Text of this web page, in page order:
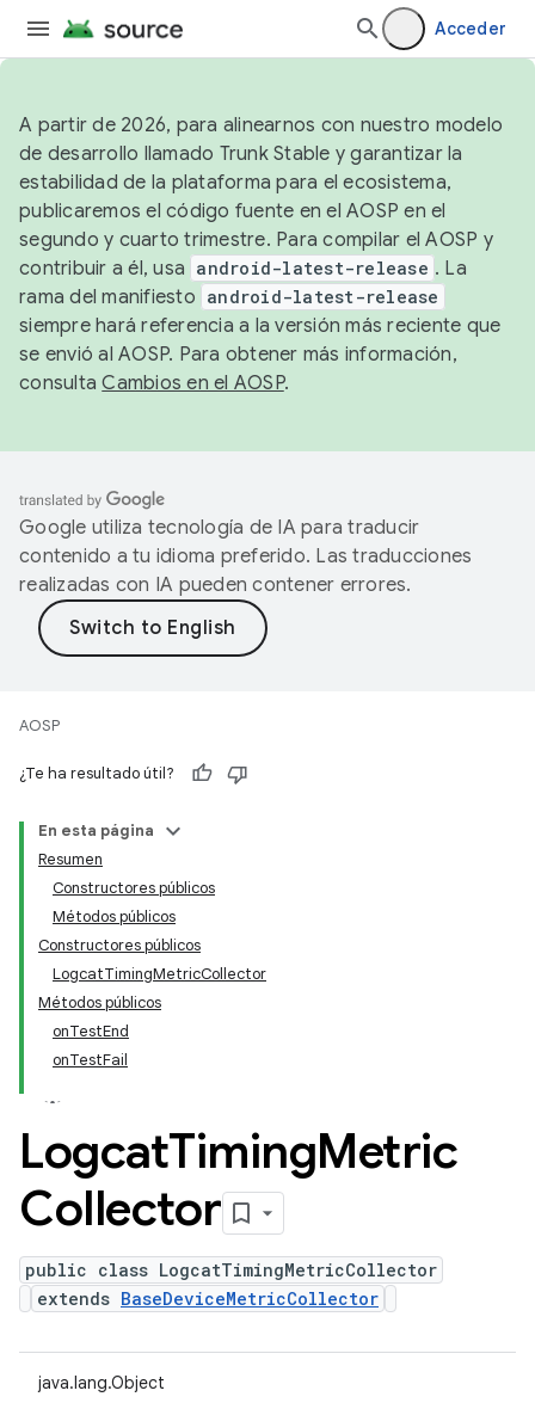
Acceder
A partir de 2026, para alinearnos con nuestro modelo
de desarrollo llamado Trunk Stable y garantizar la
estabilidad de la plataforma para el ecosistema,
publicaremos el código fuente en el AOSP en el
segundo y cuarto trimestre. Para compilar el AOSP y
contribuir a él, usa android-latest-release . La
rama del manifiesto android-latest-release
siempre hará referencia a la versión más reciente que
se envió al AOSP. Para obtener más información,
consultaCambios en el AOSP.
Google utiliza tecnología de IA para traducir
contenido a tu idioma preferido. Las traducciones
realizadas con IA pueden contener errores.
AOSP
¿Te ha resultado útil?
En esta página
Resumen
Constructores públicos
Métodos públicos
Constructores públicos
LogcatTimingMetricCollector
Métodos públicos
onTestEnd
onTestFail
LogcatTimingMetric
Collector
public class LogcatTimingMetricCollector
extends BaseDeviceMetricCollector
java.lang.Object